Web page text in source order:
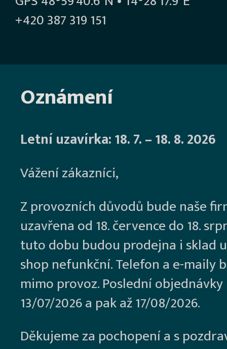
+420 387 319 151
Oznámení
Letní uzavírka: 18. 7. – 18. 8. 2026
Vážení zákazníci,
Z provozních důvodů bude naše
uzavřena od 18. července do 18.
tuto dobu budou prodejna i sklad
shop nefunkční. Telefon a e-maily
mimo provoz. Poslední
13/07/2026 a pak až 17/08/2026.
Děkujeme za pochopení a s